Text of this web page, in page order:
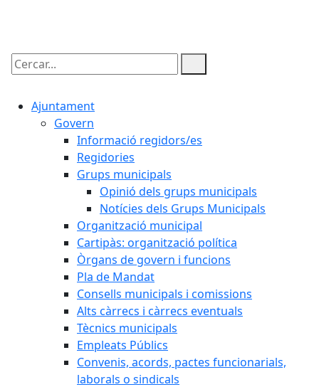
Cercar:
Ajuntament
Govern
Informació regidors/es
Regidories
Grups municipals
Opinió dels grups municipals
Notícies dels Grups Municipals
Organització municipal
Cartipàs: organització política
Òrgans de govern i funcions
Pla de Mandat
Consells municipals i comissions
Alts càrrecs i càrrecs eventuals
Tècnics municipals
Empleats Públics
Convenis, acords, pactes funcionarials,
laborals o sindicals